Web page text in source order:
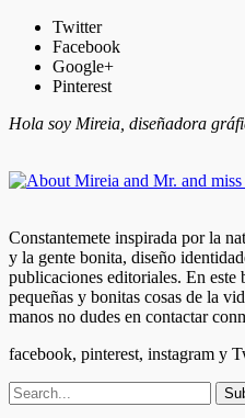
Twitter
Facebook
Google+
Pinterest
Hola soy Mireia, diseñadora
Constantemete inspirada por la
y la gente bonita, diseño
publicaciones editoriales. En este
pequeñas y bonitas cosas de la
manos no dudes en contactar
facebook, pinterest, instagram y